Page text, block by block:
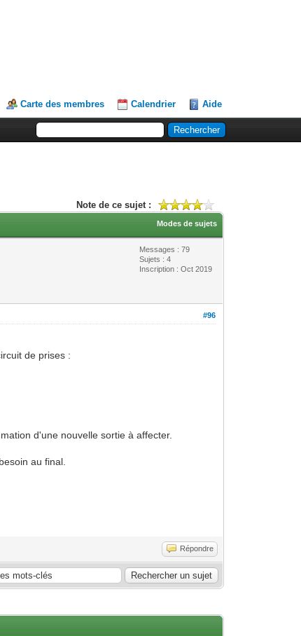
Carte des membres Calendrier Aide
Note de ce sujet :
Modes de sujets
Messages : 79
Sujets : 4
Inscription : Oct 2019
#96
de prises :
d'une nouvelle sortie à affecter.
au final.
Répondre